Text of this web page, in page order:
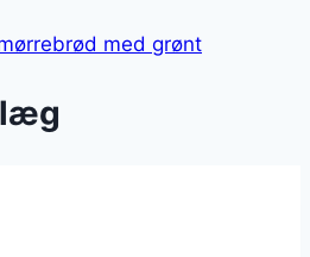
med grønt